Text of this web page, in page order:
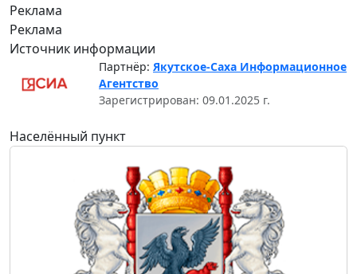
Реклама
Реклама
Источник информации
Партнёр: Якутское-Саха Информационное
Агентство
Зарегистрирован: 09.01.2025 г.
Населённый пункт